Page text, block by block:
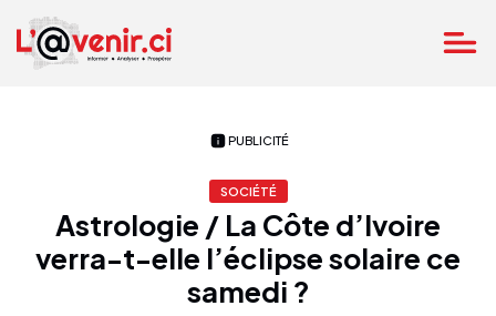
PUBLICITÉ
SOCIÉTÉ
Astrologie / La Côte d’Ivoire
verra-t-elle l’éclipse solaire ce
samedi ?